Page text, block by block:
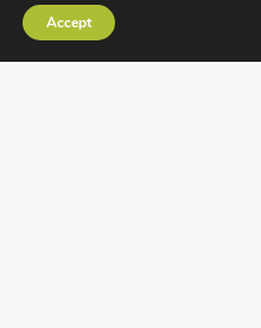
leveringsvoorwaarden
Accept